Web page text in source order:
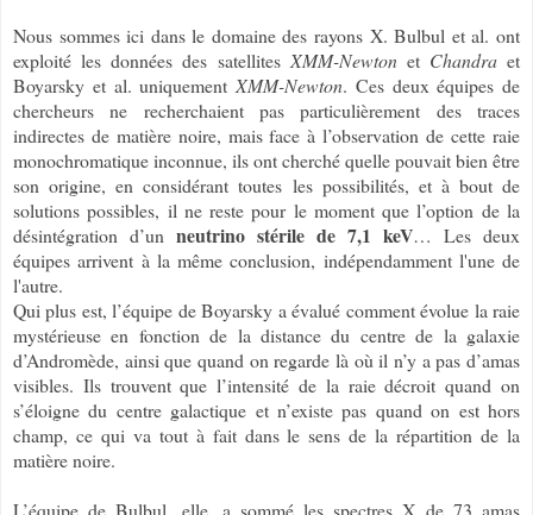
Nous sommes ici dans le domaine des rayons X. Bulbul et al. ont
exploité les données des satellites XMM-Newtonet Chandra et
Boyarsky et al. uniquement XMM-Newton. Ces deux équipes de
chercheurs ne recherchaient pas particulièrement des traces
indirectes de matière noire, mais face à l’observation de cette raie
monochromatique inconnue, ils ont cherché quelle pouvait bien être
son origine, en considérant toutes les possibilités, et à bout de
solutions possibles, il ne reste pour le moment que l’option de la
désintégration d’un neutrino stérile de 7,1 keV… Les deux
équipes arrivent à la même conclusion, indépendamment l'une de
l'autre.
Qui plus est, l’équipe de Boyarsky a évalué comment évolue la raie
mystérieuse en fonction de la distance du centre de la galaxie
d’Andromède, ainsi que quand on regarde là où il n’y a pas d’amas
visibles. Ils trouvent que l’intensité de la raie décroit quand on
s’éloigne du centre galactique et n’existe pas quand on est hors
champ, ce qui va tout à fait dans le sens de la répartition de la
matière noire.
L’équipe de Bulbul, elle, a sommé les spectres X de 73 amas